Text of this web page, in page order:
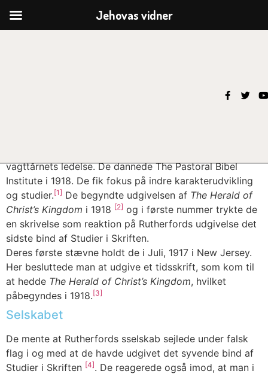
vagttårnets ledelse. De dannede The Pastoral Bibel
Institute i 1918. De fik fokus på indre karakterudvikling
og studier.[1] De begyndte udgivelsen af The Herald of
Christ’s Kingdom i 1918 [2] og i første nummer trykte de
en skrivelse som reaktion på Rutherfords udgivelse det
sidste bind af Studier i Skriften.
Deres første stævne holdt de i Juli, 1917 i New Jersey.
Her besluttede man at udgive et tidsskrift, som kom til
at hedde The Herald of Christ’s Kingdom, hvilket
påbegyndes i 1918.[3]
Selskabet
De mente at Rutherfords sselskab sejlede under falsk
flag i og med at de havde udgivet det syvende bind af
Studier i Skriften [4]. De reagerede også imod, at man i
Jehovas vidner